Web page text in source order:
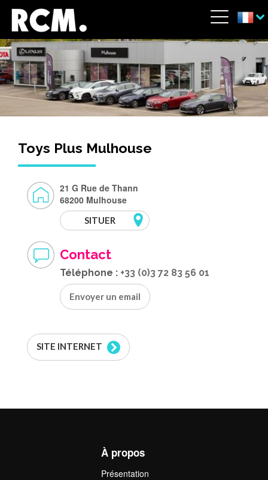
Aller au contenu principal
Menu
Toys Plus Mulhouse
21 G Rue de Thann
68200 Mulhouse
SITUER
Contact
Téléphone : +33 (0)3 72 83 56 01
Envoyer un email
SITE INTERNET
À propos
Présentation